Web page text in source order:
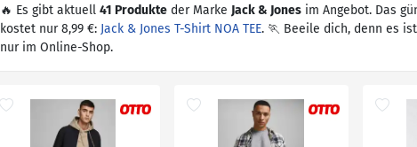
🔥 Es gibt aktuell 41 Produkte der Marke Jack & Jones im Angebot. Das
kostet nur 8,99 €: Jack & Jones T-Shirt NOA TEE. 🏃 Beeile dich, denn es ist
nur im Online-Shop.